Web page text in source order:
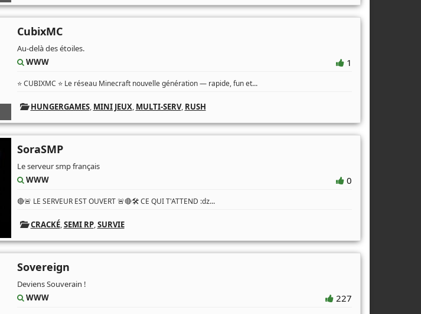
CubixMC
Au-delà des étoiles.
WWW
1
⭐ CUBIXMC ⭐ Le réseau Minecraft nouvelle génération — rapide, fun et...
HUNGERGAMES, MINI JEUX, MULTI-SERV, RUSH
SoraSMP
Le serveur smp français
WWW
0
🔴🚨 LE SERVEUR EST OUVERT 🚨🔴🛠️ CE QUI T'ATTEND :ǳ...
CRACKÉ,SEMI RP,SURVIE
Sovereign
Deviens Souverain !
WWW
227